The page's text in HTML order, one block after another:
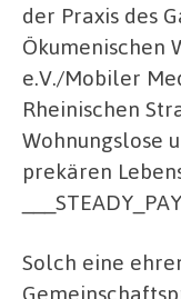
der Praxis des
Ökumenischen
e.V./Mobiler
Rheinischen
Wohnungslose
prekären
Solch eine